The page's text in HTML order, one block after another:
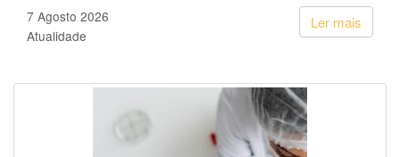
Ler mais
7 Agosto 2026
Atualidade